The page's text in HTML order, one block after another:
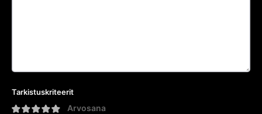
Tarkistuskriteerit
Arvosana